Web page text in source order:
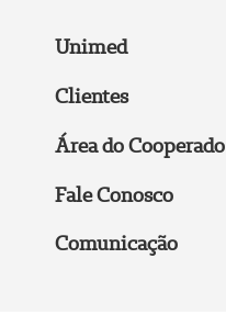
Unimed
Clientes
Área do Cooperado
Fale Conosco
Comunicação